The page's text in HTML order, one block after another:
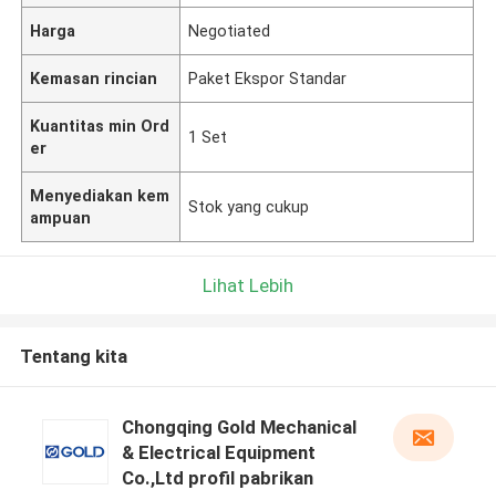
Harga Negotiated
Kemasan rincian Paket Ekspor Standar
Kuantitas min Ord
er
1 Set
Menyediakan kem
ampuan
Stok yang cukup
Lihat Lebih
Tentang kita
Chongqing Gold Mechanical
& Electrical Equipment
Co.,Ltd profil pabrikan